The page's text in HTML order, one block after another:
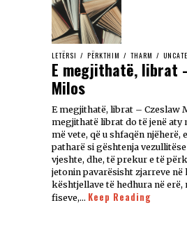
LETËRSI / PËRKTHIM / THARM /
E megjithatë, librat
Milos
E megjithatë, librat – Czeslaw
megjithatë librat do të jenë aty
më vete, që u shfaqën njëherë,
patharë si gështenja
vjeshte, dhe, të prekur e të
jetonin pavarësisht zjarreve në
kështjellave të hedhura në
fiseve,… Keep Reading